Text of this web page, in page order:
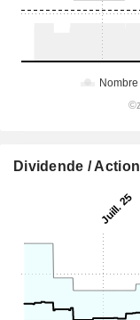
Dividende /